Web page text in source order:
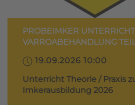
PROBEIMKER
VARROABEHANDLUNG
19.09.2026 10:00
Unterricht Theorie / Praxis
Imkerausbildung 2026